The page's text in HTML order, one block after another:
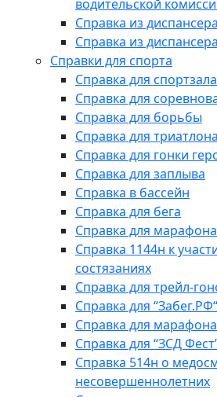
водительской
Справка из
Справка из
Справки для спорта
Справка для спортзала
Справка для
Справка для борьбы
Справка для триатлона
Справка для гонки
Справка для заплыва
Справка в бассейн
Справка для бега
Справка для марафона
Справка 1144н к
состязаниях
Справка для трейл-
Справка для “Забег.РФ“
Справка для
Справка для “ЗСД
Справка 514н о
несовершеннолетних